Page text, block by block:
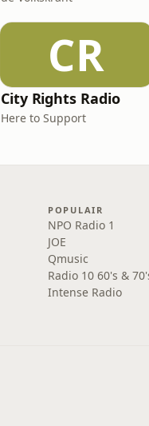
CR
City Rights Radio
Here to Support
POPULAIR
NPO Radio 1
JOE
Qmusic
Radio 10 60's &
Intense Radio